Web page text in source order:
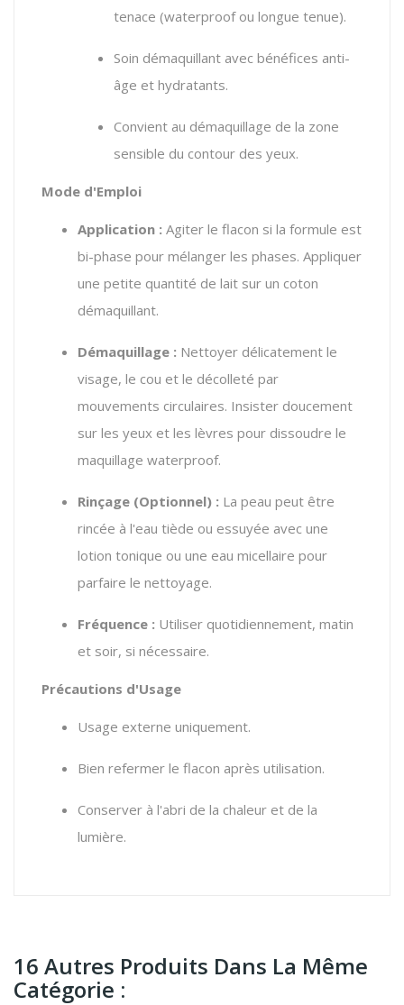
tenace (waterproof ou longue tenue).
Soin démaquillant avec bénéfices anti-
âge et hydratants.
Convient au démaquillage de la zone
sensible du contour des yeux.
Mode d'Emploi
Application : Agiter le flacon si la formule est
bi-phase pour mélanger les phases. Appliquer
une petite quantité de lait sur un coton
démaquillant.
Démaquillage : Nettoyer délicatement le
visage, le cou et le décolleté par
mouvements circulaires. Insister doucement
sur les yeux et les lèvres pour dissoudre le
maquillage waterproof.
Rinçage (Optionnel) : La peau peut être
rincée à l'eau tiède ou essuyée avec une
lotion tonique ou une eau micellaire pour
parfaire le nettoyage.
Fréquence : Utiliser quotidiennement, matin
et soir, si nécessaire.
Précautions d'Usage
Usage externe uniquement.
Bien refermer le flacon après utilisation.
Conserver à l'abri de la chaleur et de la
lumière.
16 Autres Produits Dans La Même
Catégorie :